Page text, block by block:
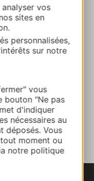
vos
sites en
personnalisées,
sur notre
vous
bouton "Ne pas
d'indiquer
nécessaires au
déposés. Vous
moment ou
notre politique
BASTIDE-